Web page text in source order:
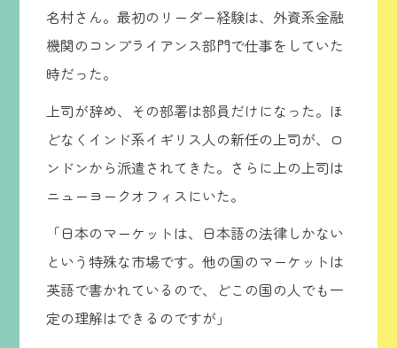
名村さん。最初のリーダー経験は、外資系金融
機関のコンプライアンス部門で仕事をしていた
時だった。
上司が辞め、その部署は部員だけになった。ほ
どなくインド系イギリス人の新任の上司が、ロ
ンドンから派遣されてきた。さらに上の上司は
ニューヨークオフィスにいた。
「日本のマーケットは、日本語の法律しかない
という特殊な市場です。他の国のマーケットは
英語で書かれているので、どこの国の人でも一
定の理解はできるのですが」